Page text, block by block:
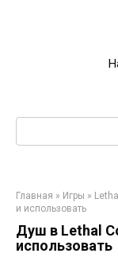
Поиск:
Главная » Игры »
и использовать
Душ в Lethal
использовать